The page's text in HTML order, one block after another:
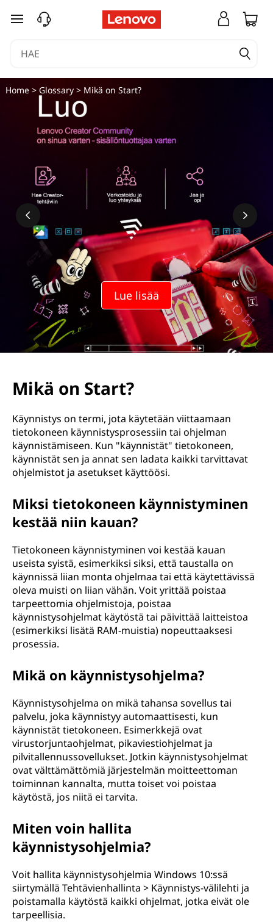
siirry pääsisältöön
Lue lisää
Home> Glossary> Mikä on Start?
Mikä on Start?
Käynnistys on termi, jota käytetään viittaamaan
tietokoneen käynnistysprosessiin tai ohjelman
käynnistämiseen. Kun "käynnistät" tietokoneen,
käynnistät sen ja annat sen ladata kaikki tarvittavat
ohjelmistot ja asetukset käyttöösi.
Miksi tietokoneen käynnistyminen
kestää niin kauan?
Tietokoneen käynnistyminen voi kestää kauan
useista syistä, esimerkiksi siksi, että taustalla on
käynnissä liian monta ohjelmaa tai että käytettävissä
oleva muisti on liian vähän. Voit yrittää poistaa
tarpeettomia ohjelmistoja, poistaa
käynnistysohjelmat käytöstä tai päivittää laitteistoa
(esimerkiksi lisätä RAM-muistia) nopeuttaaksesi
prosessia.
Mikä on käynnistysohjelma?
Käynnistysohjelma on mikä tahansa sovellus tai
palvelu, joka käynnistyy automaattisesti, kun
käynnistät tietokoneen. Esimerkkejä ovat
virustorjuntaohjelmat, pikaviestiohjelmat ja
pilvitallennussovellukset. Jotkin käynnistysohjelmat
ovat välttämättömiä järjestelmän moitteettoman
toiminnan kannalta, mutta toiset voi poistaa
käytöstä, jos niitä ei tarvita.
Miten voin hallita
käynnistysohjelmia?
Voit hallita käynnistysohjelmia Windows 10:ssä
siirtymällä Tehtävienhallinta > Käynnistys-välilehti ja
poistamalla käytöstä kaikki ohjelmat, jotka eivät ole
tarpeellisia.